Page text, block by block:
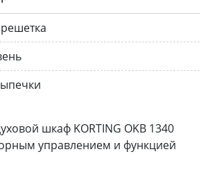
шкаф KORTING OKB 1340
управлением и функцией